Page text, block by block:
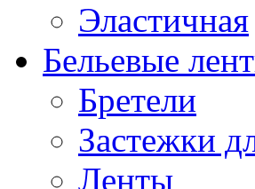
Эластичная
Бельевые
Бретели
Застежки
Ленты